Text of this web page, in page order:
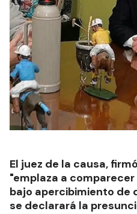
El juez de la causa,
"emplaza a
bajo apercibimiento de
se declarará la